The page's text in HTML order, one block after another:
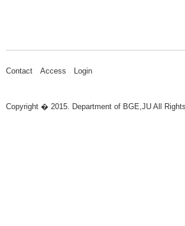
Contact Access Login
Copyright � 2015. Department of BGE,JU All